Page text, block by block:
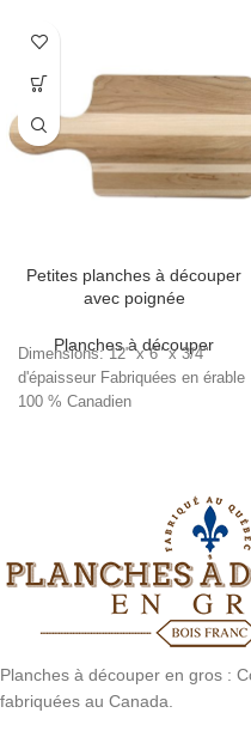
Petites planches à découper
avec poignée
Planches à découper
Dimensions: 12" x 6" x 3/4"
d'épaisseur Fabriquées en érable
100 % Canadien
Planches à découper en gros :
fabriquées au Canada.